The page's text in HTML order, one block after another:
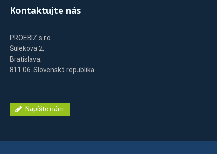
Kontaktujte nás
PROEBIZ s.r.o.
Šulekova 2,
Bratislava,
811 06, Slovenská republika
Napíšte nám